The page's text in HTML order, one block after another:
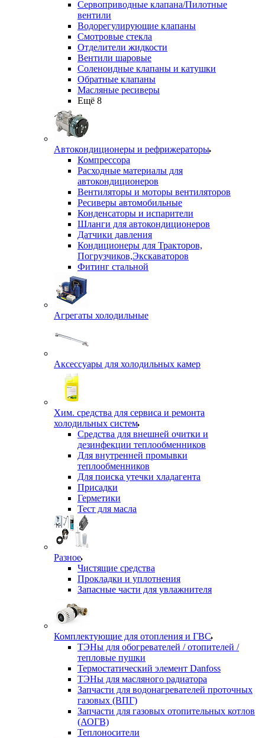
Сервоприводные клапана/Пилотные
вентили
Водорегулирующие клапаны
Смотровые стекла
Отделители жидкости
Вентили шаровые
Соленоидные клапаны и катушки
Обратные клапаны
Масляные ресиверы
Ещё 8
Автокондиционеры и рефрижераторы
Компрессора
Расходные материалы для
автокондиционеров
Вентиляторы и моторы вентиляторов
Ресиверы автомобильные
Конденсаторы и испарители
Шланги для автокондиционеров
Датчики давления
Кондиционеры для Тракторов,
Погрузчиков,Экскаваторов
Фитинг стальной
Агрегаты холодильные
Аксессуары для холодильных камер
Хим. средства для сервиса и ремонта
холодильных систем
Средства для внешней очитки и
дезинфекции теплообменников
Для внутренней промывки
теплообменников
Для поиска утечки хладагента
Присадки
Герметики
Тест для масла
Разное
Чистящие средства
Прокладки и уплотнения
Запасные части для увлажнителя
Комплектующие для отопления и ГВС
ТЭНы для обогревателей / отопителей /
тепловые пушки
Термостатический элемент Danfoss
ТЭНы для масляного радиатора
Запчасти для водонагревателей проточных
газовых (ВПГ)
Запчасти для газовых отопительных котлов
(АОГВ)
Теплоносители